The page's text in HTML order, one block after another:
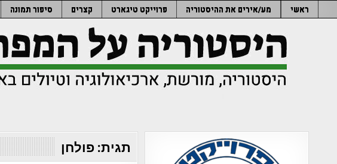
to
ראשי מע/אירים את ההיסטוריה פרוייקט טיגארט קצרים סיפור תמונה
תגית:פולחן